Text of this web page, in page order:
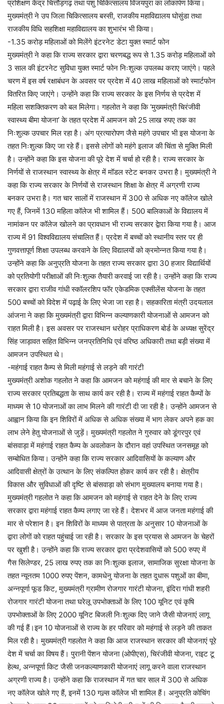
प्रशिक्षण केंद्र चित्तौड़गढ़ तथा पशु चिकित्सालय विजयपुरा का लोकार्पण किया।
मुख्यमंत्री ने उप जिला चिकित्सालय बस्सी, राजकीय महाविद्यालय घोसुंडा तथा
राजकीय विधि सहशिक्षा महाविद्यालय का शुभारंभ भी किया।
-1.35 करोड़ महिलाओं को मिलेंगे इंटरनेट डेटा युक्त स्मार्ट फोन
मुख्यमंत्री ने कहा कि राज्य सरकार द्वारा चरणबद्ध रूप से 1.35 करोड़ महिलाओं को
3 साल की इंटरनेट सुविधा युक्त स्मार्ट फोन निःशुल्क उपलब्ध कराए जाएंगे। पहले
चरण में इस वर्ष रक्षाबंधन के अवसर पर प्रदेश में 40 लाख महिलाओं को स्मार्टफोन
वितरित किए जाएंगे। उन्होंने कहा कि राज्य सरकार के इस निर्णय से प्रदेश में
महिला सशक्तिकरण को बल मिलेगा। गहलोत ने कहा कि ‘मुख्यमंत्री चिरंजीवी
स्वास्थ्य बीमा योजना’ के तहत प्रदेश में आमजन को 25 लाख रुपए तक का
निःशुल्क उपचार मिल रहा है। अंग प्रत्यारोपण जैसे महंगे उपचार भी इस योजना के
तहत निःशुल्क किए जा रहे हैं। इससे लोगों को महंगे इलाज की चिंता से मुक्ति मिली
है। उन्होंने कहा कि इस योजना की पूरे देश में चर्चा हो रही है। राज्य सरकार के
निर्णयों से राजस्थान स्वास्थ्य के क्षेत्र में मॉडल स्टेट बनकर उभरा है। मुख्यमंत्री ने
कहा कि राज्य सरकार के निर्णयों से राजस्थान शिक्षा के क्षेत्र में अग्रणी राज्य
बनकर उभरा है। गत चार सालों में राजस्थान में 300 से अधिक नए कॉलेज खोले
गए हैं, जिनमें 130 महिला कॉलेज भी शामिल हैं। 500 बालिकाओं के विद्यालय में
नामांकन पर कॉलेज खोलने का प्रावधान भी राज्य सरकार द्वेारा किया गया है। आज
राज्य में 91 विश्वविद्यालय संचालित हैं। प्रदेश में बच्चों को स्थानीय स्तर पर ही
गुणवत्तापूर्ण शिक्षा उपलब्ध करवाने के लिए विद्यालयों को क्रमोन्नत किया गया है।
उन्होंने कहा कि अनुप्रति योजना के तहत राज्य सरकार द्वारा 30 हजार विद्यार्थियों
को प्रतियोगी परीक्षाओं की निःशुल्क तैयारी करवाई जा रही है। उन्होंने कहा कि राज्य
सरकार द्वारा राजीव गांधी स्कॉलरशिप फॉर एकेडमिक एक्सीलेंस योजना के तहत
500 बच्चों को विदेश में पढ़ाई के लिए भेजा जा रहा है। सहकारिता मंत्री उदयलाल
आंजना ने कहा कि मुख्यमंत्री द्वारा विभिन्न कल्याणकारी योजनाओं से आमजन को
राहत मिली है। इस अवसर पर राजस्थान धरोहर प्राधिकरण बोर्ड के अध्यक्ष सुरेंद्र
सिंह जाड़ावत सहित विभिन्न जनप्रतिनिधि एवं वरिष्ठ अधिकारी तथा बड़ी संख्या में
आमजन उपस्थित थे।
-महंगाई राहत कैम्प से मिली महंगाई से लड़ने की गारंटी
मुख्यमंत्री अशोक गहलोत ने कहा कि आमजन को महंगाई की मार से बचाने के लिए
राज्य सरकार प्रतिबद्धता के साथ कार्य कर रही है। राज्य में महंगाई राहत कैम्पों के
माध्यम से 10 योजनाओं का लाभ मिलने की गारंटी दी जा रही है। उन्होंने आमजन से
आह्वान किया कि इन शिविरों में अधिक से अधिक संख्या में भाग लेकर अपने हक का
लाभ लेने हेतु योजनाओं से जुड़ें। मुख्यमंत्री गहलोत ने गुरुवार को डूंगरपुर एवं
बांसवाड़ा में महंगाई राहत कैम्प के अवलोकन के दौरान वहां उपस्थित जनसमूह को
सम्बोधित किया। उन्होंने कहा कि राज्य सरकार आदिवासियों के कल्याण और
आदिवासी क्षेत्रों के उत्थान के लिए संकल्पित होकर कार्य कर रही है। क्षेत्रीय
विकास और सुविधाओं की दृष्टि से बांसवाड़ा को संभाग मुख्यालय बनाया गया है।
मुख्यमंत्री गहलोत ने कहा कि आमजन को महंगाई से राहत देने के लिए राज्य
सरकार द्वारा महंगाई राहत कैम्प लगाए जा रहे हैं। देशभर में आज जनता महंगाई की
मार से परेशान है। इन शिविरों के माध्यम से पात्रता के अनुसार 10 योजनाओं के
द्वारा लोगों को राहत पहुंचाई जा रही है। सरकार के इस प्रयास से आमजन के चेहरों
पर खुशी है। उन्होंने कहा कि राज्य सरकार द्वारा प्रदेशवासियों को 500 रुपए में
गैस सिलेण्डर, 25 लाख रुपए तक का निःशुल्क इलाज, सामाजिक सुरक्षा योजना के
तहत न्यूनतम 1000 रुपए पेंशन, कामधेनु योजना के तहत दुधारू पशुओं का बीमा,
अन्नपूर्णा फूड किट, मुख्यमंत्री ग्रामीण रोजगार गारंटी योजना, इंदिरा गांधी शहरी
रोजगार गारंटी योजना तथा घरेलू उपभोक्ताओं के लिए 100 यूनिट एवं कृषि
उपभोक्ताओं के लिए 2000 यूनिट बिजली निःशुल्क दिए जाने जैसी योजनाएं लागू
की गई हैं।इन 10 योजनाओं से राज्य के हर परिवार को महंगाई से लड़ने की ताकत
मिल रही है। मुख्यमंत्री गहलोत ने कहा कि आज राजस्थान सरकार की योजनाएं पूरे
देश में चर्चा का विषय हैं। पुरानी पेंशन योजना (ओपीएस), चिरंजीवी योजना, राइट टू
हेल्थ, अन्नपूर्णा किट जैसी जनकल्याणकारी योजनाएं लागू करने वाला राजस्थान
अग्रणी राज्य है। उन्होंने कहा कि राजस्थान में गत चार साल में 300 से अधिक
नए कॉलेज खोले गए हैं, इनमें 130 गल्र्स कॉलेज भी शामिल हैं। अनुप्रति कोचिंग